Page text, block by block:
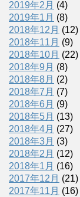
2019年2月 (4)
2019年1月 (8)
2018年12月 (12)
2018年11月 (9)
2018年10月 (22)
2018年9月 (8)
2018年8月 (2)
2018年7月 (7)
2018年6月 (9)
2018年5月 (13)
2018年4月 (27)
2018年3月 (3)
2018年2月 (12)
2018年1月 (16)
2017年12月 (21)
2017年11月 (16)